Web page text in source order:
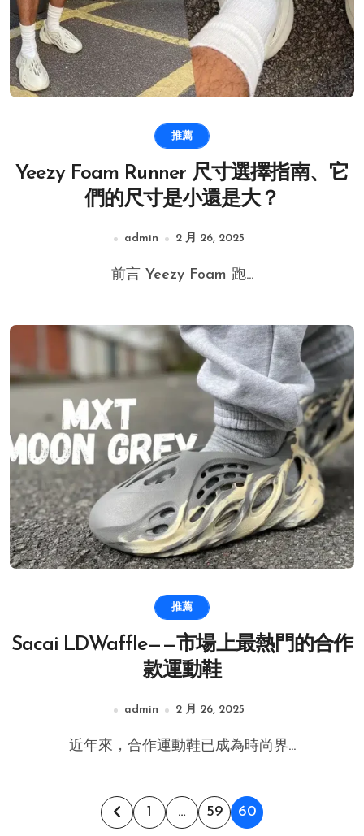
推薦
Yeezy Foam Runner 尺寸選擇指南、它
們的尺寸是小還是大？
admin 2 月 26, 2025
前言 Yeezy Foam 跑...
推薦
Sacai LDWaffle——市場上最熱門的合作
款運動鞋
admin 2 月 26, 2025
近年來，合作運動鞋已成為時尚界...
文 1 … 59 60